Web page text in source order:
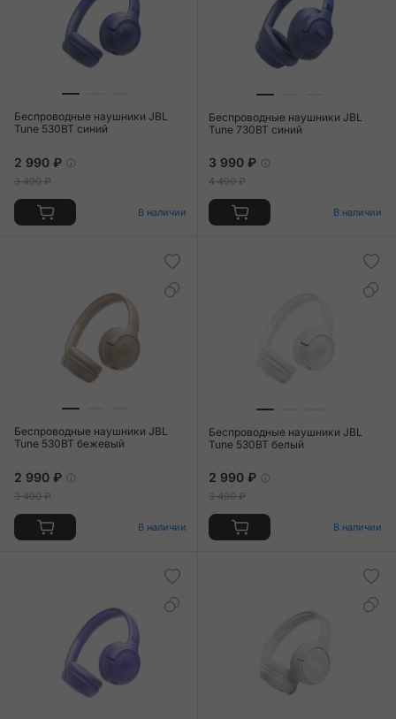
Беспроводные наушники JBL
Tune 530BT синий
2 990 ₽
3 490 ₽
В наличии
Беспроводные наушники JBL
Tune 730BT синий
3 990 ₽
4 490 ₽
В наличии
Беспроводные наушники JBL
Tune 530BT бежевый
2 990 ₽
3 490 ₽
В наличии
Беспроводные наушники JBL
Tune 530BT белый
2 990 ₽
3 490 ₽
В наличии